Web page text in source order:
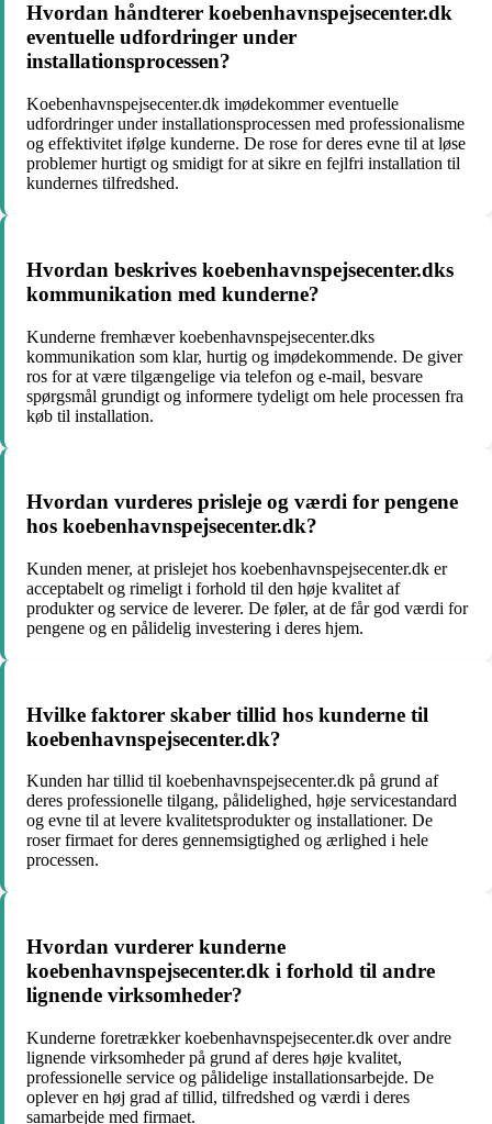
Hvordan håndterer koebenhavnspejsecenter.dk
eventuelle udfordringer under
installationsprocessen?
Koebenhavnspejsecenter.dk imødekommer eventuelle
udfordringer under installationsprocessen med professionalisme
og effektivitet ifølge kunderne. De rose for deres evne til at løse
problemer hurtigt og smidigt for at sikre en fejlfri installation til
kundernes tilfredshed.
Hvordan beskrives koebenhavnspejsecenter.dks
kommunikation med kunderne?
Kunderne fremhæver koebenhavnspejsecenter.dks
kommunikation som klar, hurtig og imødekommende. De giver
ros for at være tilgængelige via telefon og e-mail, besvare
spørgsmål grundigt og informere tydeligt om hele processen fra
køb til installation.
Hvordan vurderes prisleje og værdi for pengene
hos koebenhavnspejsecenter.dk?
Kunden mener, at prislejet hos koebenhavnspejsecenter.dk er
acceptabelt og rimeligt i forhold til den høje kvalitet af
produkter og service de leverer. De føler, at de får god værdi for
pengene og en pålidelig investering i deres hjem.
Hvilke faktorer skaber tillid hos kunderne til
koebenhavnspejsecenter.dk?
Kunden har tillid til koebenhavnspejsecenter.dk på grund af
deres professionelle tilgang, pålidelighed, høje servicestandard
og evne til at levere kvalitetsprodukter og installationer. De
roser firmaet for deres gennemsigtighed og ærlighed i hele
processen.
Hvordan vurderer kunderne
koebenhavnspejsecenter.dk i forhold til andre
lignende virksomheder?
Kunderne foretrækker koebenhavnspejsecenter.dk over andre
lignende virksomheder på grund af deres høje kvalitet,
professionelle service og pålidelige installationsarbejde. De
oplever en høj grad af tillid, tilfredshed og værdi i deres
samarbejde med firmaet.